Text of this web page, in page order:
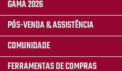
GAMA 2026
PÓS-VENDA & ASSISTÊNCIA
COMUNIDADE
FERRAMENTAS DE COMPRAS